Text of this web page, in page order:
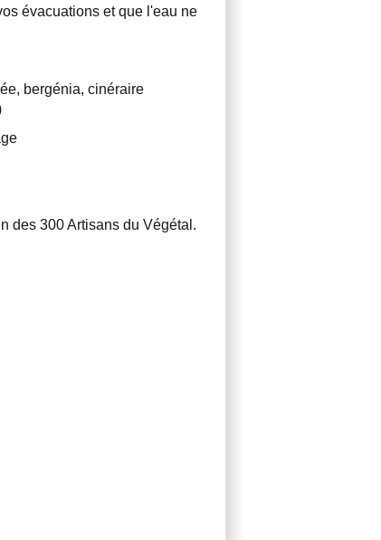
évacuations et que l'eau ne
bergénia, cinéraire
des 300 Artisans du Végétal.